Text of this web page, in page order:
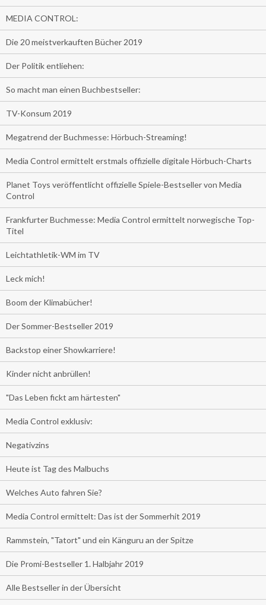
MEDIA CONTROL:
Die 20 meistverkauften Bücher 2019
Der Politik entliehen:
So macht man einen Buchbestseller:
TV-Konsum 2019
Megatrend der Buchmesse: Hörbuch-Streaming!
Media Control ermittelt erstmals offizielle digitale Hörbuch-Charts
Planet Toys veröffentlicht offizielle Spiele-Bestseller von Media
Control
Frankfurter Buchmesse: Media Control ermittelt norwegische Top-
Titel
Leichtathletik-WM im TV
Leck mich!
Boom der Klimabücher!
Der Sommer-Bestseller 2019
Backstop einer Showkarriere!
Kinder nicht anbrüllen!
"Das Leben fickt am härtesten"
Media Control exklusiv:
Negativzins
Heute ist Tag des Malbuchs
Welches Auto fahren Sie?
Media Control ermittelt: Das ist der Sommerhit 2019
Rammstein, "Tatort" und ein Känguru an der Spitze
Die Promi-Bestseller 1. Halbjahr 2019
Alle Bestseller in der Übersicht